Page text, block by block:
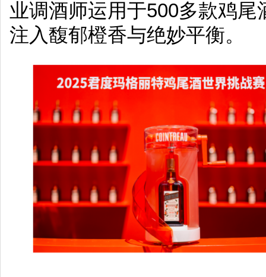
业调酒师运用于500多款鸡
注入馥郁橙香与绝妙平衡。